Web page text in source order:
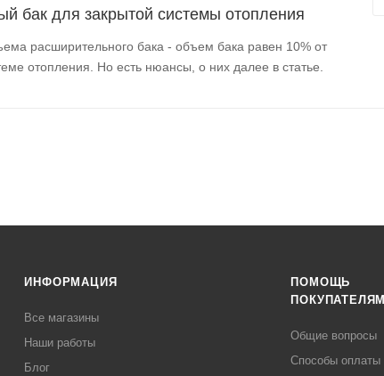
бак для закрытой системы отопления
расширительного бака - объем бака равен 10% от
отопления. Но есть нюансы, о них далее в статье.
ИНФОРМАЦИЯ
Все магазины
Наши работы
Блог
ПОМОЩЬ
ПОКУПАТЕЛЯМ
Общие вопросы
Способы оплаты